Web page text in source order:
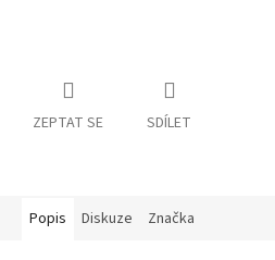
ZEPTAT SE SDÍLET
Popis Diskuze Značka